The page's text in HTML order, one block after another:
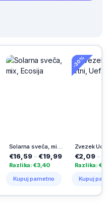
Solarna sveča, mix, Ecosija
– €19,99
€3,40
pametno
-30%
Zvezek Ucl, A4, črtni, Uefa, 4 listni
€2,09 –€3,19
Razlika: €1,10
Kupuj pametno